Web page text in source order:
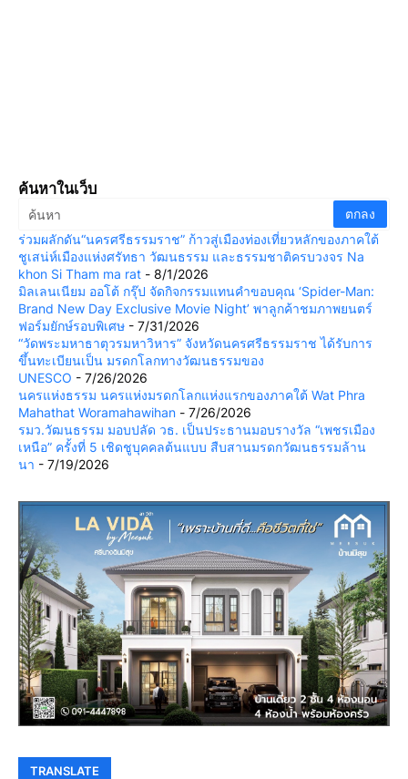
ค้นหาในเว็บ
ร่วมผลักดัน“นครศรีธรรมราช” ก้าวสู่เมืองท่องเที่ยวหลักของภาคใต้
ชูเสน่ห์เมืองแห่งศรัทธา วัฒนธรรม และธรรมชาติครบวงจร Na
khon Si Tham ma rat - 8/1/2026
มิลเลนเนียม ออโต้ กรุ๊ป จัดกิจกรรมแทนคำขอบคุณ ‘Spider-Man:
Brand New Day Exclusive Movie Night’ พาลูกค้าชมภาพยนตร์
ฟอร์มยักษ์รอบพิเศษ - 7/31/2026
“วัดพระมหาธาตุวรมหาวิหาร” จังหวัดนครศรีธรรมราช ได้รับการ
ขึ้นทะเบียนเป็น มรดกโลกทางวัฒนธรรมของ
UNESCO - 7/26/2026
นครแห่งธรรม นครแห่งมรดกโลกแห่งแรกของภาคใต้ Wat Phra
Mahathat Woramahawihan - 7/26/2026
รมว.วัฒนธรรม มอบปลัด วธ. เป็นประธานมอบรางวัล “เพชรเมือง
เหนือ” ครั้งที่ 5 เชิดชูบุคคลต้นแบบ สืบสานมรดกวัฒนธรรมล้าน
นา - 7/19/2026
TRANSLATE